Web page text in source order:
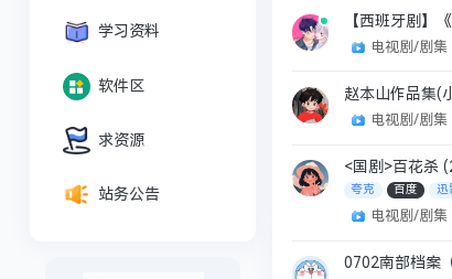
学习资料
软件区
求资源
站务公告
【西班牙剧】
电视剧/剧集
赵本山作品集(
电视剧/剧集
<国剧>百花杀
夸克 百度 迅
电视剧/剧集
0702南部档案